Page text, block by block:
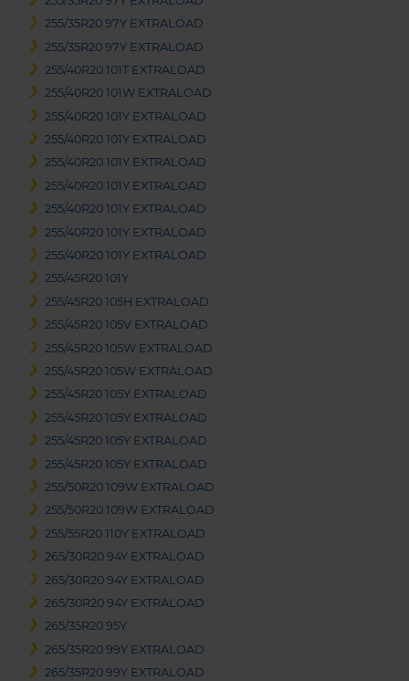
255/35R20 97Y EXTRALOAD
255/35R20 97Y EXTRALOAD
255/40R20 101T EXTRALOAD
255/40R20 101W EXTRALOAD
255/40R20 101Y EXTRALOAD
255/40R20 101Y EXTRALOAD
255/40R20 101Y EXTRALOAD
255/40R20 101Y EXTRALOAD
255/40R20 101Y EXTRALOAD
255/40R20 101Y EXTRALOAD
255/40R20 101Y EXTRALOAD
255/45R20 101Y
255/45R20 105H EXTRALOAD
255/45R20 105V EXTRALOAD
255/45R20 105W EXTRALOAD
255/45R20 105W EXTRALOAD
255/45R20 105Y EXTRALOAD
255/45R20 105Y EXTRALOAD
255/45R20 105Y EXTRALOAD
255/45R20 105Y EXTRALOAD
255/50R20 109W EXTRALOAD
255/50R20 109W EXTRALOAD
255/55R20 110Y EXTRALOAD
265/30R20 94Y EXTRALOAD
265/30R20 94Y EXTRALOAD
265/30R20 94Y EXTRALOAD
265/35R20 95Y
265/35R20 99Y EXTRALOAD
265/35R20 99Y EXTRALOAD